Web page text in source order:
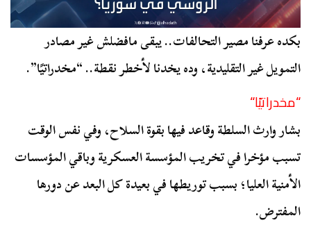
بكده عرفنا مصير التحالفات.. يبقى مافضلش غير مصادر
التمويل غير التقليدية، وده يخدنا لأخطر نقطة.. “مخدراتيًا”.
“مخدراتيًا“
بشار وارث السلطة وقاعد فيها بقوة السلاح، وفي نفس الوقت
تسبب مؤخرا في تخريب المؤسسة العسكرية وباقي المؤسسات
الأمنية العليا؛ بسبب توريطها في بعيدة كل البعد عن دورها
المفترض.